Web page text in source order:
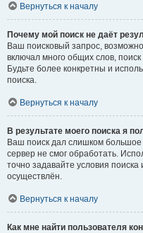
Вернуться к началу
Почему мой поиск не даёт
Ваш поисковый запрос,
включал много общих слов,
Будьте более конкретны и
поиска.
Вернуться к началу
В результате моего поиска я
Ваш поиск дал слишком большое
сервер не смог обработать.
точно задавайте условия
осуществлён.
Вернуться к началу
Как мне найти пользователя